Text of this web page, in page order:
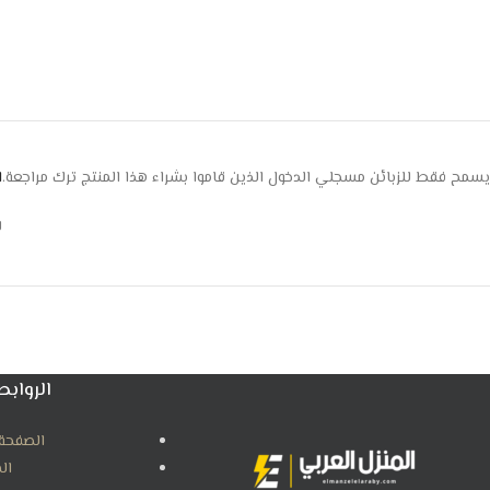
يسمح فقط للزبائن مسجلي الدخول الذين قاموا بشراء هذا المنتج ترك مراجعة.